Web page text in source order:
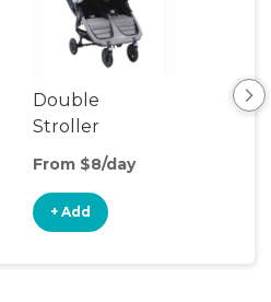
Double
Stroller
From $8/day
+ Add